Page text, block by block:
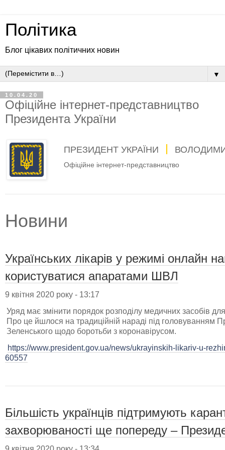
Політика
Блог цікавих політичних новин
▼
10.04.20
Офіційне інтернет-представництво
Президента України
ПРЕЗИДЕНТ УКРАЇНИ
Офіційне інтернет-представництво
Новини
Українських лікарів у режимі онлайн
користуватися апаратами ШВЛ
9 квітня 2020 року - 13:17
Уряд має змінити порядок розподілу медичних засобів
Про це йшлося на традиційній нараді під головуванням
Зеленського щодо боротьби з коронавірусом.
https://www.president.gov.ua/news/ukrayinskih-likariv-u-
60557
Більшість українців підтримують
захворюваності ще попереду –